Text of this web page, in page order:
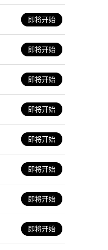
即将开始
即将开始
即将开始
即将开始
即将开始
即将开始
即将开始
即将开始